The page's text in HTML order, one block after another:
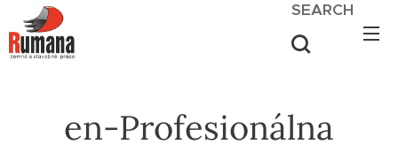
SEARCH
en-Profesionálna